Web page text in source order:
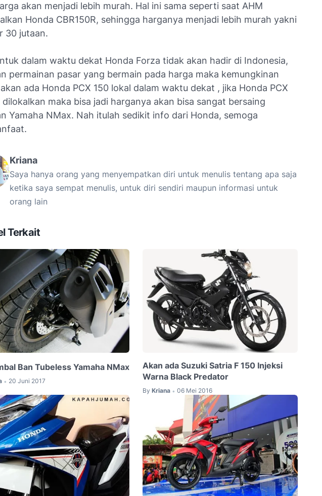
akan menjadi lebih murah. Hal ini sama seperti saat AHM
Honda CBR150R, sehingga harganya menjadi lebih murah yakni
30 jutaan.
dalam waktu dekat Honda Forza tidak akan hadir di Indonesia,
permainan pasar yang bermain pada harga maka kemungkinan
ada Honda PCX 150 lokal dalam waktu dekat , jika Honda PCX
dilokalkan maka bisa jadi harganya akan bisa sangat bersaing
Yamaha NMax. Nah itulah sedikit info dari Honda, semoga
Kriana
Saya hanya orang yang menyempatkan diri untuk menulis tentang apa saja
ketika saya sempat menulis, untuk diri sendiri maupun informasi untuk
orang lain
Terkait
Ban Tubeless Yamaha NMax
• 20 Juni 2017
Akan ada Suzuki Satria F 150 Injeksi
Warna Black Predator
By Kriana • 06 Mei 2016